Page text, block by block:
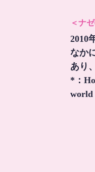
＜ナ
2010
なか
あり
*：
world